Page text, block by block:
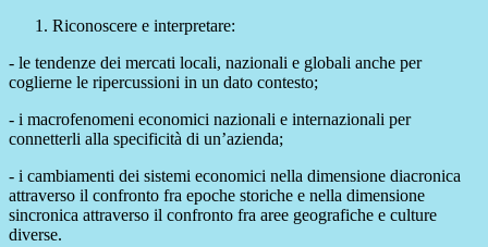
Riconoscere e interpretare:
- le tendenze dei mercati locali, nazionali e globali anche per
coglierne le ripercussioni in un dato contesto;
- i macrofenomeni economici nazionali e internazionali per
connetterli alla specificità di un’azienda;
- i cambiamenti dei sistemi economici nella dimensione diacronica
attraverso il confronto fra epoche storiche e nella dimensione
sincronica attraverso il confronto fra aree geografiche e culture
diverse.